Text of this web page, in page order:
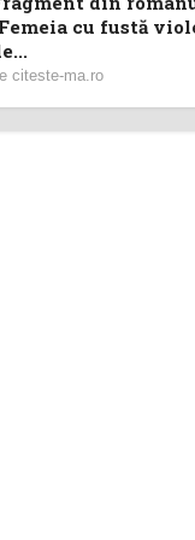
cu fustă
citeste-ma.ro